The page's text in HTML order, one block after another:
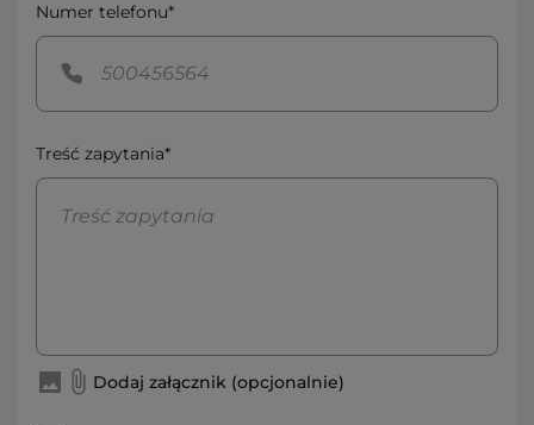
Numer telefonu*
Treść zapytania*
Dodaj załącznik (opcjonalnie)